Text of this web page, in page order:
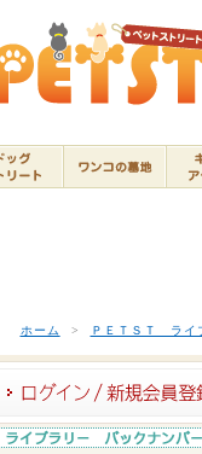
ホーム > ＰＥＴＳＴ ライ